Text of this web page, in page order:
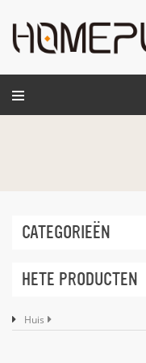
CATEGORIEËN
HETE PRODUCTEN
Huis